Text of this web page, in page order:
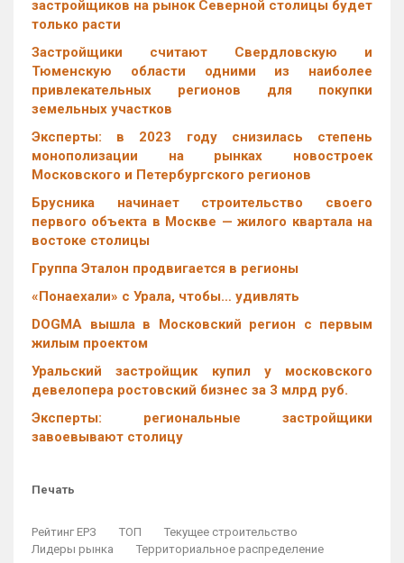
застройщиков на рынок Северной столицы будет
только расти
Застройщики считают Свердловскую и
Тюменскую области одними из наиболее
привлекательных регионов для покупки
земельных участков
Эксперты: в 2023 году снизилась степень
монополизации на рынках новостроек
Московского и Петербургского регионов
Брусника начинает строительство своего
первого объекта в Москве — жилого квартала на
востоке столицы
Группа Эталон продвигается в регионы
«Понаехали» с Урала, чтобы… удивлять
DOGMA вышла в Московский регион с первым
жилым проектом
Уральский застройщик купил у московского
девелопера ростовский бизнес за 3 млрд руб.
Эксперты: региональные застройщики
завоевывают столицу
Печать
Рейтинг ЕРЗ ТОП
Текущее строительство
Лидеры рынка
Территориальное распределение